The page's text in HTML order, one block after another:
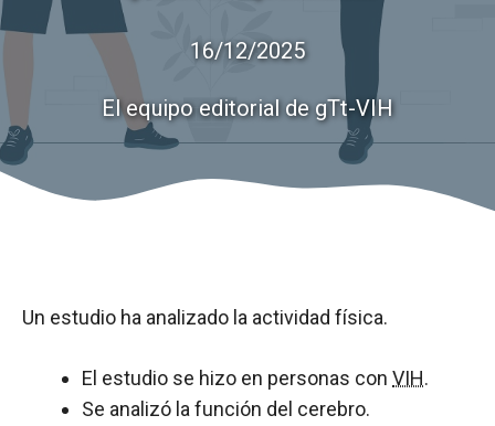
16/12/2025
El equipo editorial de gTt-VIH
Un estudio ha analizado la actividad física.
El estudio se hizo en personas con VIH.
Se analizó la función del cerebro.